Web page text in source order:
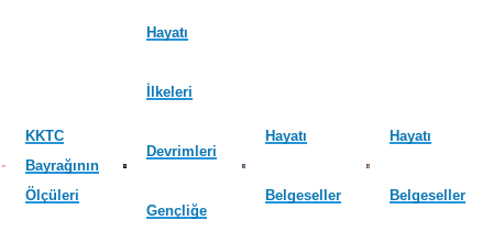
KKTC
Bayrağının
Ölçüleri
Hayatı
İlkeleri
Devrimleri
Gençliğe
Hayatı
Belgeseller
Hayatı
Belgeseller